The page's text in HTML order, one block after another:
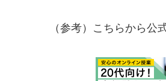
（参考）こちらから